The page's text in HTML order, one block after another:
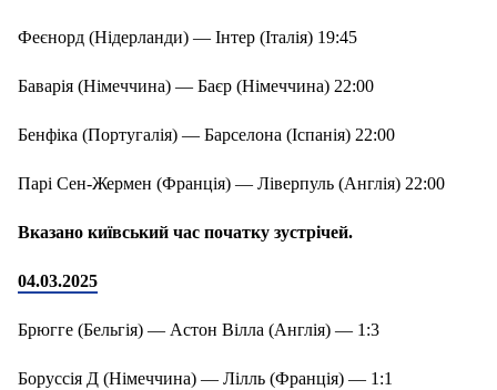
Феєнорд (Нідерланди) — Інтер (Італія) 19:45
Баварія (Німеччина) — Баєр (Німеччина) 22:00
Бенфіка (Португалія) — Барселона (Іспанія) 22:00
Парі Сен-Жермен (Франція) — Ліверпуль (Англія) 22:00
Вказано київський час початку зустрічей.
04.03.2025
Брюгге (Бельгія) — Астон Вілла (Англія) — 1:3
Боруссія Д (Німеччина) — Лілль (Франція) — 1:1